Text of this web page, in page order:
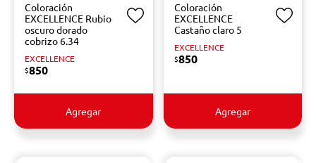
Coloración
EXCELLENCE Rubio
oscuro dorado
cobrizo 6.34
EXCELLENCE
$850
Agregar
Coloración
EXCELLENCE
Castaño claro 5
EXCELLENCE
$850
Agregar